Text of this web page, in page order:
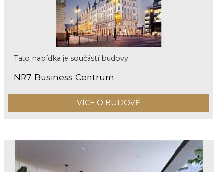
Tato nabídka je součástí budovy
NR7 Business Centrum
VÍCE O BUDOVĚ